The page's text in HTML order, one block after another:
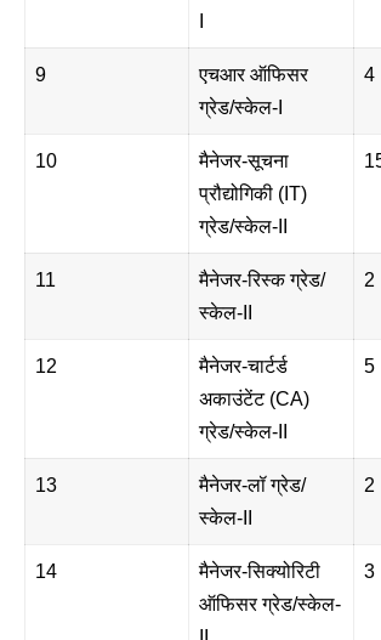
9
एचआर ऑफिसर
ग्रेड/स्केल-I
4
10
मैनेजर-सूचना
प्रौद्योगिकी (IT)
ग्रेड/स्केल-II
11
मैनेजर-रिस्क ग्रेड/
स्केल-II
2
12
मैनेजर-चार्टर्ड
अकाउंटेंट (CA)
ग्रेड/स्केल-II
5
13
मैनेजर-लॉ ग्रेड/
स्केल-II
2
14
मैनेजर-सिक्योरिटी
ऑफिसर ग्रेड/स्केल-
3